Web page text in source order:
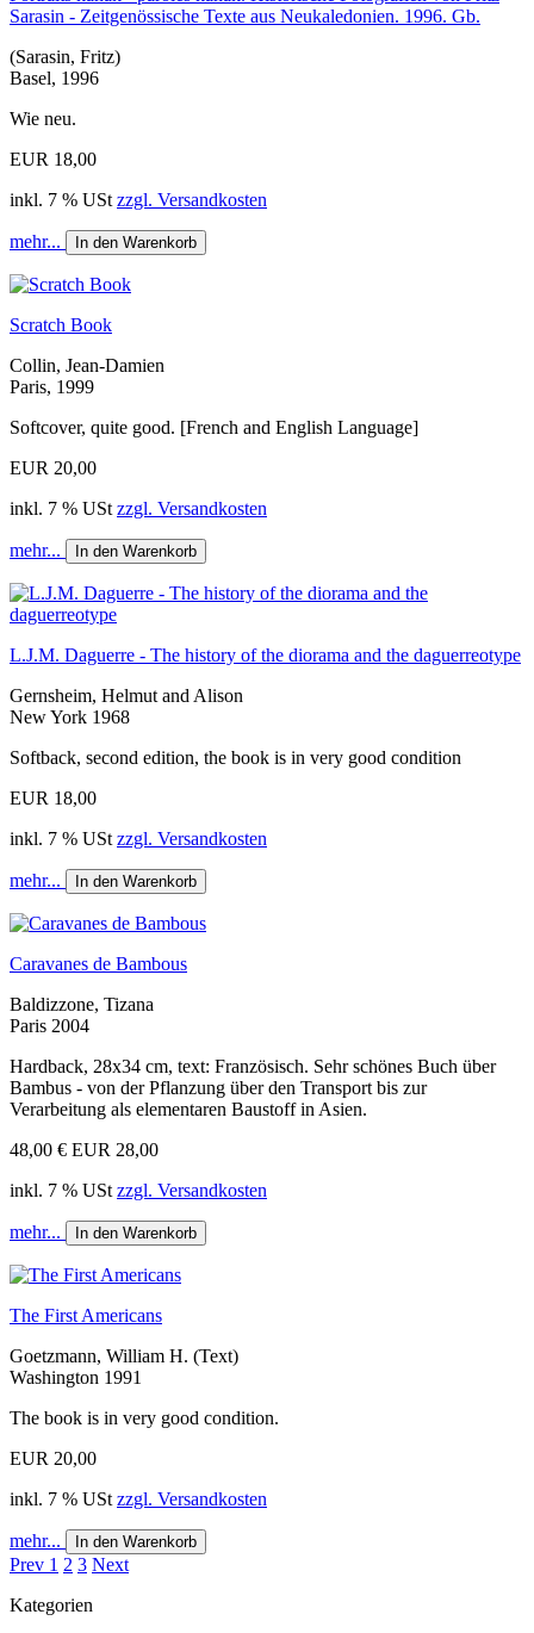
Sarasin - Zeitgenössische Texte aus Neukaledonien. 1996. Gb.
(Sarasin, Fritz)
Basel, 1996
Wie neu.
EUR 18,00
inkl. 7 % USt zzgl. Versandkosten
mehr... In den Warenkorb
Scratch Book
Collin, Jean-Damien
Paris, 1999
Softcover, quite good. [French and English Language]
EUR 20,00
inkl. 7 % USt zzgl. Versandkosten
mehr... In den Warenkorb
L.J.M. Daguerre - The history of the diorama and the daguerreotype
Gernsheim, Helmut and Alison
New York 1968
Softback, second edition, the book is in very good condition
EUR 18,00
inkl. 7 % USt zzgl. Versandkosten
mehr... In den Warenkorb
Caravanes de Bambous
Baldizzone, Tizana
Paris 2004
Hardback, 28x34 cm, text: Französisch. Sehr schönes Buch über
Bambus - von der Pflanzung über den Transport bis zur
Verarbeitung als elementaren Baustoff in Asien.
48,00 € EUR 28,00
inkl. 7 % USt zzgl. Versandkosten
mehr... In den Warenkorb
The First Americans
Goetzmann, William H. (Text)
Washington 1991
The book is in very good condition.
EUR 20,00
inkl. 7 % USt zzgl. Versandkosten
mehr... In den Warenkorb
Prev 1 2 3 Next
Kategorien